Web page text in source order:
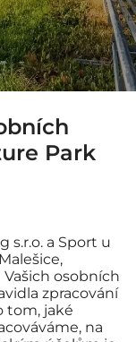
Park
s.r.o. a Sport u
osobních
zpracování
tom, jaké
na